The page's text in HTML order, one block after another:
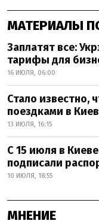
МАТЕРИАЛЫ
Заплатят все:
тарифы для
16 ИЮЛЯ, 06:00
Стало известно,
поездками в
13 ИЮЛЯ, 16:15
С 15 июля в
подписали
10 ИЮЛЯ, 18:55
МНЕНИЕ